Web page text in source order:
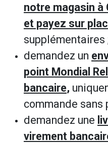
notre magasin à
et payez sur
supplémentaires
demandez un
point Mondial
bancaire,
commande sans
demandez une
virement